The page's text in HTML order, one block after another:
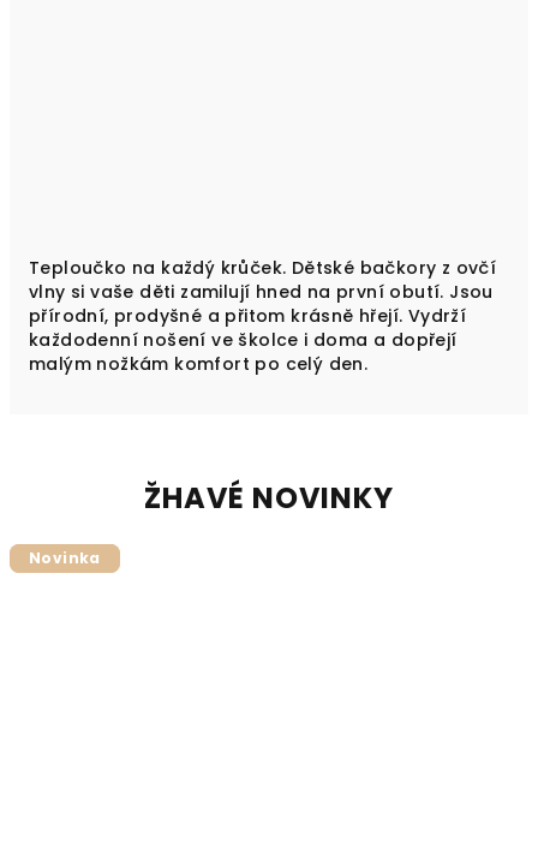
Teploučko na každý krůček. Dětské bačkory z ovčí
vlny si vaše děti zamilují hned na první obutí. Jsou
přírodní, prodyšné a přitom krásně hřejí. Vydrží
každodenní nošení ve školce i doma a dopřejí
malým nožkám komfort po celý den.
ŽHAVÉ NOVINKY
Novinka
Novinka